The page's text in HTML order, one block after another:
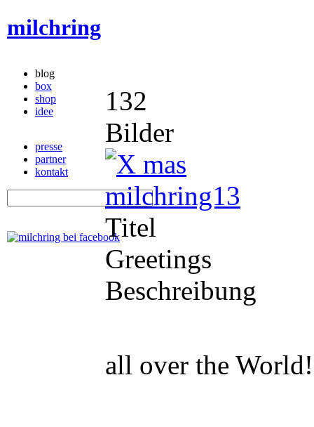
milchring
blog
box
shop
idee
presse
partner
kontakt
132
Bilder
Titel
Greetings
Beschreibung
all over the World!